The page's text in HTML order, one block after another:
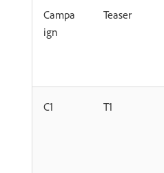
Campa
ign
Teaser
C1 T1